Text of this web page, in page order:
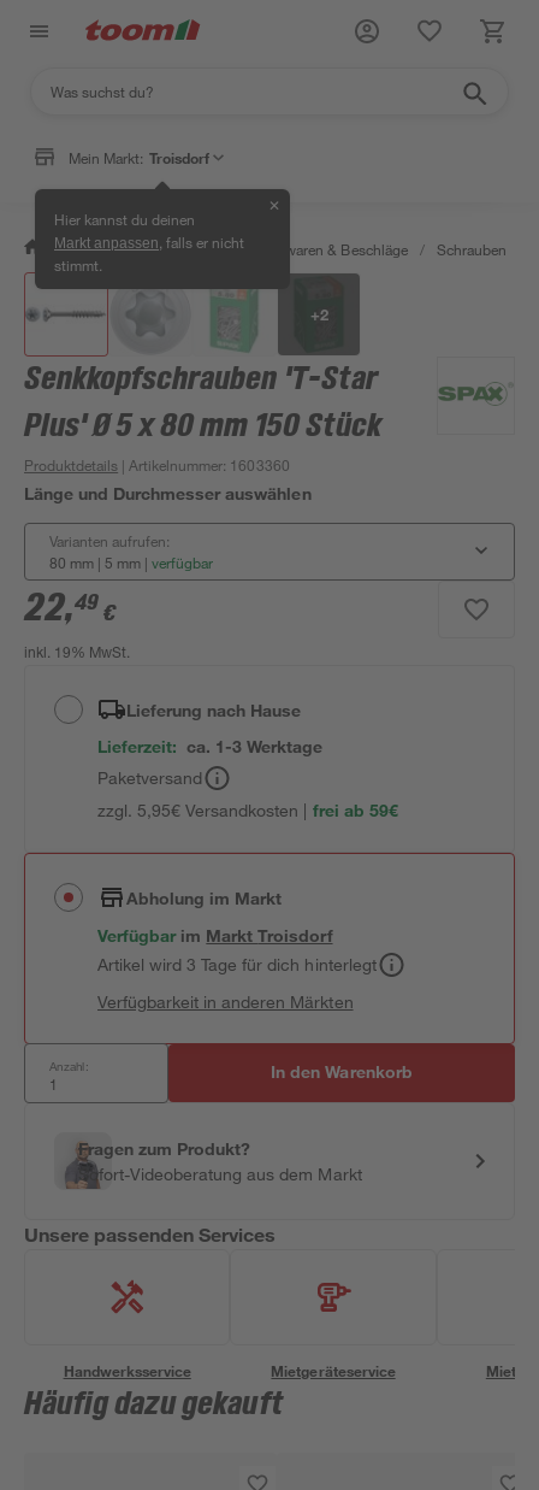
Mein Markt: Troisdorf
Hier kannst du deinen
Markt anpassen , falls er nicht
stimmt.
✕
/ Werkstatt & Maschinen / Eisenwaren & Beschläge / Schrauben
+2
Senkkopfschrauben 'T-Star
Plus' Ø 5 x 80 mm 150 Stück
Produktdetails | Artikelnummer: 1603360
Länge und Durchmesser auswählen
Varianten aufrufen:
80 mm | 5 mm | verfügbar
22,49 €
inkl. 19% MwSt.
Lieferung nach Hause
Lieferzeit: ca. 1-3 Werktage
Paketversand
zzgl. 5,95€ Versandkosten | frei ab 59€
Abholung im Markt
Verfügbar im MarktTroisdorf
Artikel wird 3 Tage für dich hinterlegt
Verfügbarkeit in anderen Märkten
Anzahl: In den Warenkorb
Fragen zum Produkt?
Sofort-Videoberatung aus dem Markt
Unsere passenden Services
Handwerksservice Mietgeräteservice
Häufig dazu gekauft